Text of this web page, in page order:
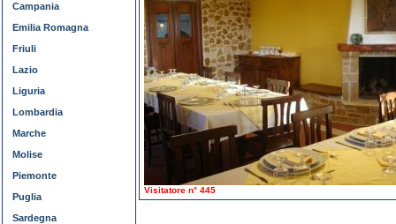
Visitatore n° 445
Campania
Emilia Romagna
Friuli
Lazio
Liguria
Lombardia
Marche
Molise
Piemonte
Puglia
Sardegna